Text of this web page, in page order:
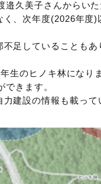
久美子さんからいた
、次年度(2026年度
足していることもあ
生のヒノキ林になり
できます。
建設の情報も載っ